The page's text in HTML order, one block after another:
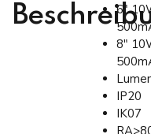
6″
8″
IP20
IK07